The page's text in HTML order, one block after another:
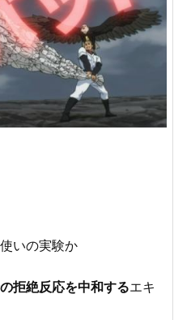
いの実験か
拒絶反応を中和するエキ